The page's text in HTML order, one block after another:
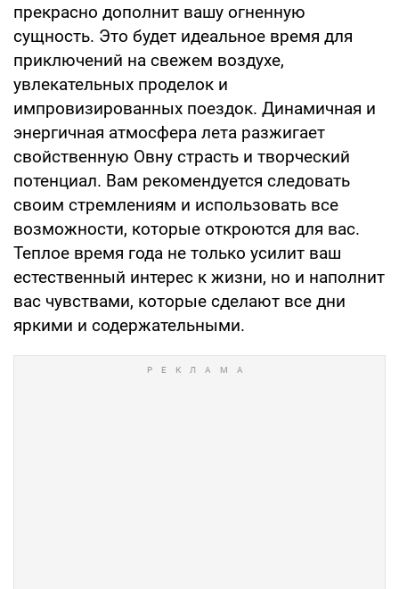
прекрасно дополнит вашу огненную
сущность. Это будет идеальное время для
приключений на свежем воздухе,
увлекательных проделок и
импровизированных поездок. Динамичная и
энергичная атмосфера лета разжигает
свойственную Овну страсть и творческий
потенциал. Вам рекомендуется следовать
своим стремлениям и использовать все
возможности, которые откроются для вас.
Теплое время года не только усилит ваш
естественный интерес к жизни, но и наполнит
вас чувствами, которые сделают все дни
яркими и содержательными.